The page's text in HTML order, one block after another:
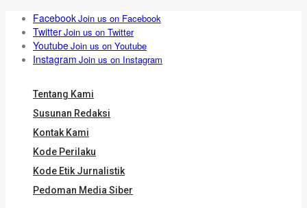
FacebookJoin us on Facebook
TwitterJoin us on Twitter
YoutubeJoin us on Youtube
Instagram Join us on Instagram
Tentang Kami
Susunan Redaksi
Kontak Kami
Kode Perilaku
Kode Etik Jurnalistik
Pedoman Media Siber